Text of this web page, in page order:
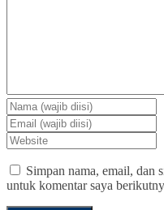
Simpan nama, email, dan
untuk komentar saya